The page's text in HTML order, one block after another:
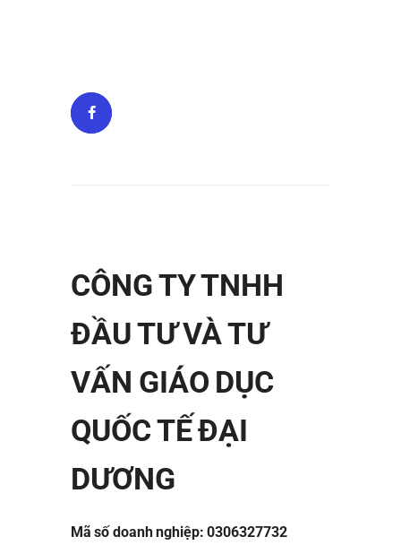
CÔNG TY TNHH
ĐẦU TƯ VÀ TƯ
VẤN GIÁO DỤC
QUỐC TẾ ĐẠI
DƯƠNG
Mã số doanh nghiệp: 0306327732